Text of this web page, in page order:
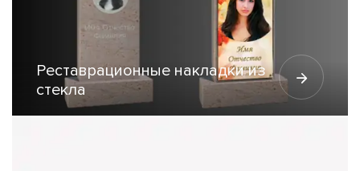
Реставрационные накладки из
стекла